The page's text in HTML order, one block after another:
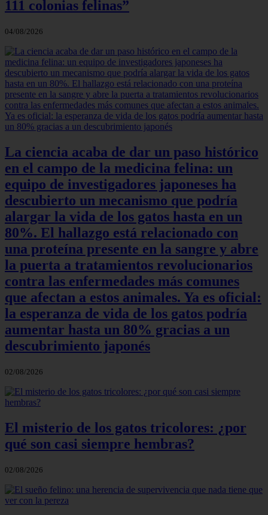
111 colonias felinas”
04/08/2026
La ciencia acaba de dar un paso histórico
en el campo de la medicina felina: un
equipo de investigadores japoneses ha
descubierto un mecanismo que podría
alargar la vida de los gatos hasta en un
80%. El hallazgo está relacionado con
una proteína presente en la sangre y abre
la puerta a tratamientos revolucionarios
contra las enfermedades más comunes
que afectan a estos animales. Ya es oficial:
la esperanza de vida de los gatos podría
aumentar hasta un 80% gracias a un
descubrimiento japonés
02/08/2026
El misterio de los gatos tricolores: ¿por
qué son casi siempre hembras?
02/08/2026